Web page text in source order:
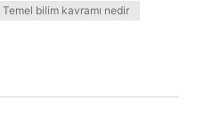
Temel bilim kavramı nedir